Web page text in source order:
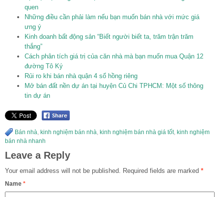
quen
Những điều cần phải làm nếu bạn muốn bán nhà với mức giá
ưng ý
Kinh doanh bất động sản “Biết người biết ta, trăm trận trăm
thắng”
Cách phân tích giá trị của căn nhà mà bạn muốn mua Quận 12
đường Tô Ký
Rủi ro khi bán nhà quận 4 sổ hồng riêng
Mở bán đất nền dự án tại huyện Củ Chi TPHCM: Một số thông
tin dự án
Bán nhà, kinh nghiệm bán nhà, kinh nghiệm bán nhà giá tốt, kinh nghiệm
bán nhà nhanh
Leave a Reply
Your email address will not be published. Required fields are marked *
Name *